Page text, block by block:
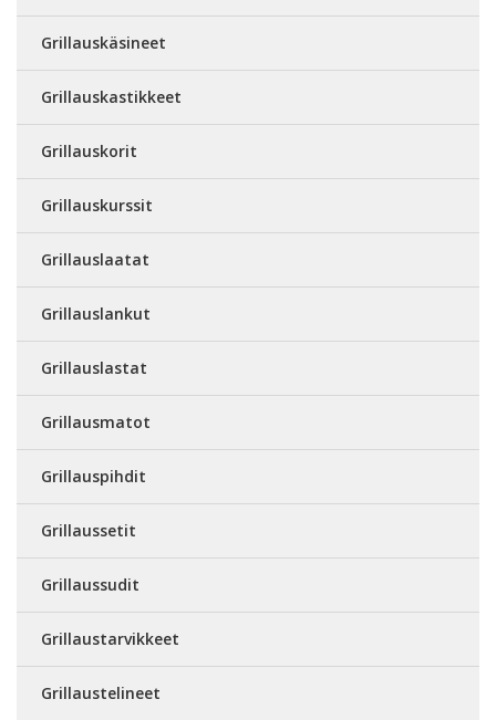
Grillauskäsineet
Grillauskastikkeet
Grillauskorit
Grillauskurssit
Grillauslaatat
Grillauslankut
Grillauslastat
Grillausmatot
Grillauspihdit
Grillaussetit
Grillaussudit
Grillaustarvikkeet
Grillaustelineet